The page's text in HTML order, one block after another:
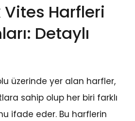
Harfleri
Detaylı
üzerinde yer alan harfler,
sahip olup her biri farklı
ifade eder. Bu harflerin